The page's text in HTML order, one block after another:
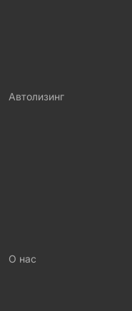
Автолизинг
О нас